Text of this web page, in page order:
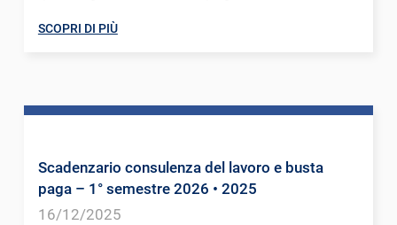
SCOPRI DI PIÙ
Scadenzario consulenza del lavoro e busta
paga – 1° semestre 2026 • 2025
16/12/2025